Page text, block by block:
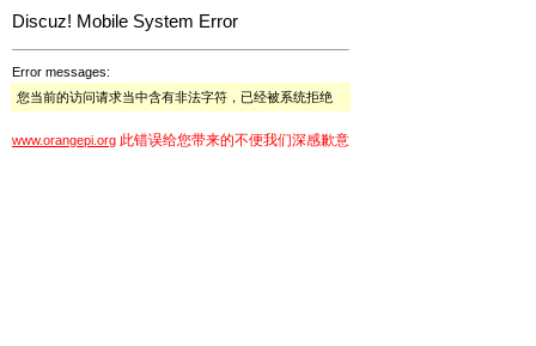
Discuz! Mobile System Error
Error messages:
您当前的访问请求当中含有非法字符，已经被系统拒绝
www.orangepi.org 此错误给您带来的不便我们深感歉意